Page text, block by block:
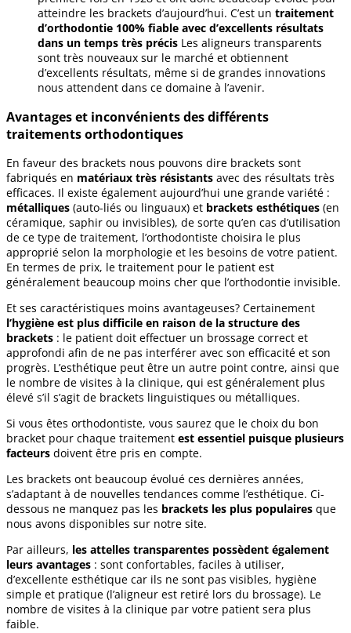
atteindre les brackets d’aujourd’hui. C’est un traitement
d’orthodontie 100% fiable avec d’excellents résultats
dans un temps très précis Les aligneurs transparents
sont très nouveaux sur le marché et obtiennent
d’excellents résultats, même si de grandes innovations
nous attendent dans ce domaine à l’avenir.
Avantages et inconvénients des différents
traitements orthodontiques
En faveur des brackets nous pouvons dire brackets sont
fabriqués en matériaux très résistants avec des résultats très
efficaces. Il existe également aujourd’hui une grande variété :
métalliques (auto-liés ou linguaux) et brackets esthétiques (en
céramique, saphir ou invisibles), de sorte qu’en cas d’utilisation
de ce type de traitement, l’orthodontiste choisira le plus
approprié selon la morphologie et les besoins de votre patient.
En termes de prix, le traitement pour le patient est
généralement beaucoup moins cher que l’orthodontie invisible.
Et ses caractéristiques moins avantageuses? Certainement
l’hygiène est plus difficile en raison de la structure des
brackets : le patient doit effectuer un brossage correct et
approfondi afin de ne pas interférer avec son efficacité et son
progrès. L’esthétique peut être un autre point contre, ainsi que
le nombre de visites à la clinique, qui est généralement plus
élevé s’il s’agit de brackets linguistiques ou métalliques.
Si vous êtes orthodontiste, vous saurez que le choix du bon
bracket pour chaque traitement est essentiel puisque plusieurs
facteurs doivent être pris en compte.
Les brackets ont beaucoup évolué ces dernières années,
s’adaptant à de nouvelles tendances comme l’esthétique. Ci-
dessous ne manquez pas les brackets les plus populaires que
nous avons disponibles sur notre site.
Par ailleurs, les attelles transparentes possèdent également
leurs avantages : sont confortables, faciles à utiliser,
d’excellente esthétique car ils ne sont pas visibles, hygiène
simple et pratique (l’aligneur est retiré lors du brossage). Le
nombre de visites à la clinique par votre patient sera plus
faible.